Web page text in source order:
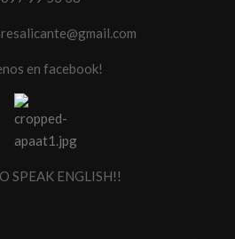
en facebook!
SPEAK ENGLISH!!